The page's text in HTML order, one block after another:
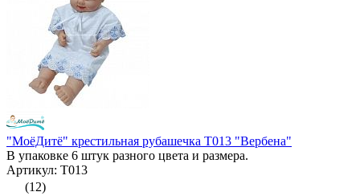
"МоёДитё" крестильная рубашечка Т013 "Вербена"
В упаковке 6 штук разного цвета и размера.
Артикул: Т013
(12)